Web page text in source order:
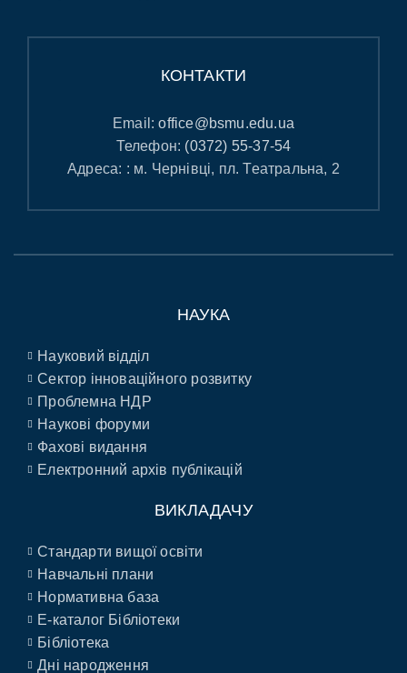
КОНТАКТИ
Email:office@bsmu.edu.ua
Телефон: (0372) 55-37-54
Адреса: : м. Чернівці, пл. Театральна, 2
НАУКА
Науковий відділ
Сектор інноваційного розвитку
Проблемна НДР
Наукові форуми
Фахові видання
Електронний архів публікацій
ВИКЛАДАЧУ
Стандарти вищої освіти
Навчальні плани
Нормативна база
E-каталог Бібліотеки
Бібліотека
Дні народження